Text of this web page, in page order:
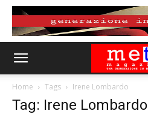
Home Tags Irene Lombardo
Tag: Irene Lombardo